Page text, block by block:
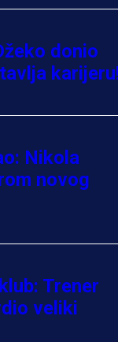
donio
Nikola
novog
Trener
veliki